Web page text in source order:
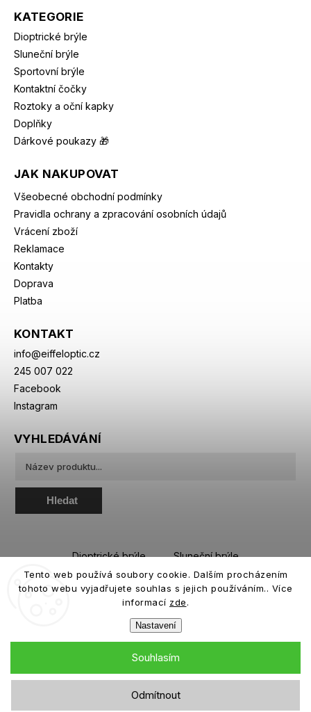
Tento web používá soubory cookie. Dalším procházením
tohoto webu vyjadřujete souhlas s jejich používáním.. Více
informací zde.
Nastavení
Odmítnout
Souhlasím
KATEGORIE
Dioptrické brýle
Sluneční brýle
Sportovní brýle
Kontaktní čočky
Roztoky a oční kapky
Doplňky
Dárkové poukazy 🎁
JAK NAKUPOVAT
Všeobecné obchodní podmínky
Pravidla ochrany a zpracování osobních údajů
Vrácení zboží
Reklamace
Kontakty
Doprava
Platba
KONTAKT
info@eiffeloptic.cz
245 007 022
Facebook
Instagram
VYHLEDÁVÁNÍ
Hledat
Dioptrické brýle
Sluneční brýle
Sportovní brýle
Kontaktní čočky
Roztoky a oční kapky
Copyright 2026eiffeloptic.cz. Všechna práva vyhrazena.